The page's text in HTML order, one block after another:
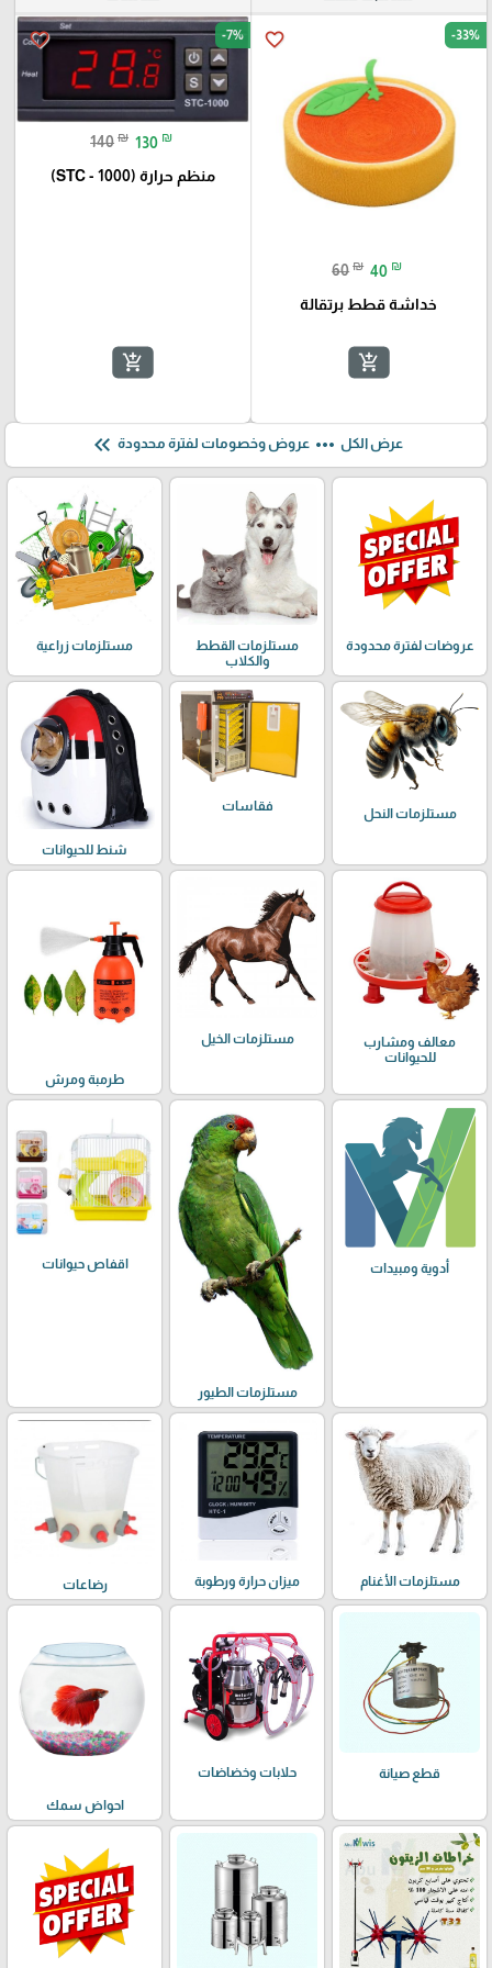
favorite_border -33%
60 ₪ 40 ₪
خداشة قطط برتقالة
add_shopping_cart
favorite_border -7%
140 ₪ 130 ₪
منظم حرارة (STC - 1000)
add_shopping_cart
عرض الكل more_horiz عروض وخصومات لفترة محدودة keyboard_double_arrow_left
عروضات لفترة محدودة
مستلزمات القطط
والكلاب
مستلزمات زراعية
مستلزمات النحل
فقاسات
شنط للحيوانات
معالف ومشارب
للحيوانات
مستلزمات الخيل
طرمبة ومرش
أدوية ومبيدات
مستلزمات الطيور
اقفاص حيوانات
مستلزمات الأغنام ميزان حرارة ورطوبة رضاعات
قطع صيانة حلابات وخضاضات
احواض سمك